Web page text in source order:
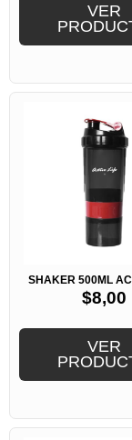
VER
SHAKER 500ML
$8,00
VER